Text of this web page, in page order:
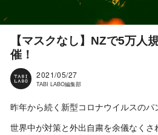
【マスクなし】NZで5万人
催！
2021/05/27
TABI LABO編集部
昨年から続く新型コロナウイルスのパ
世界中が対策と外出自粛を余儀なくさ